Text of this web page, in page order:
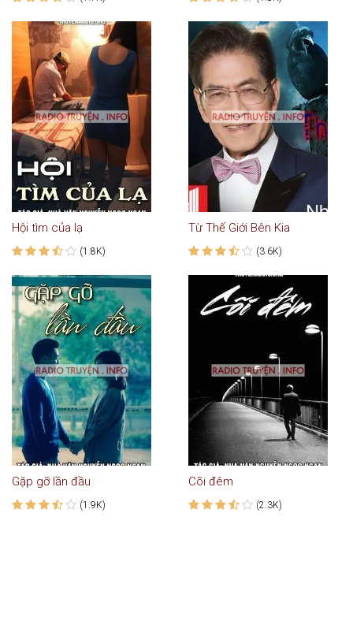
Hội tìm của lạ
(1.8K)
Từ Thế Giới Bên Kia
(3.6K)
Gặp gỡ lần đầu
(1.9K)
Cõi đêm
(2.3K)